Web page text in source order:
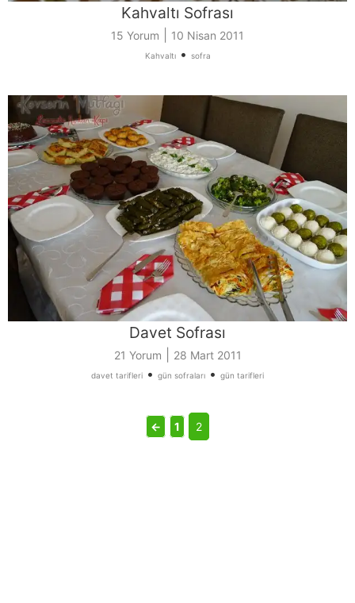
Kahvaltı Sofrası
15 Yorum 10 Nisan 2011
Kahvaltı• sofra
Davet Sofrası
21 Yorum 28 Mart 2011
davet tarifleri • gün sofraları • gün tarifleri
← 1 2